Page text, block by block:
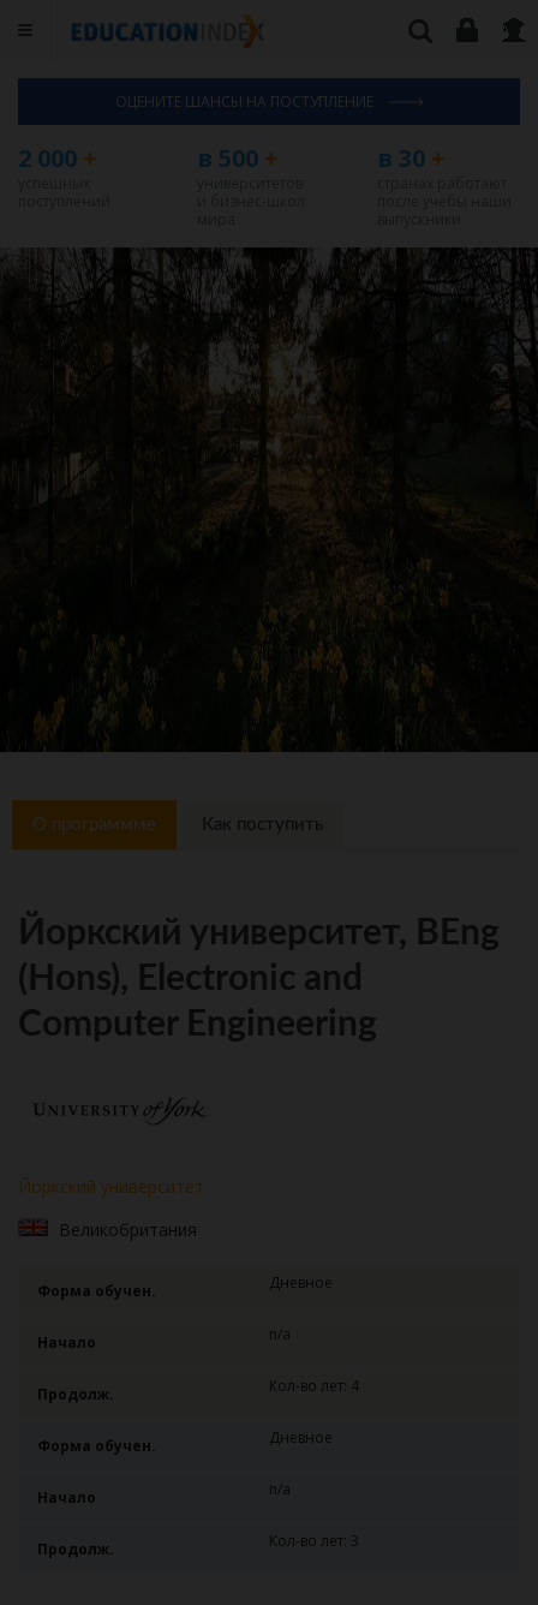
ОЦЕНИТЕ ШАНСЫ НА ПОСТУПЛЕНИЕ
2 000 + в 500 + в 30+
О программме Как поступить
Йоркский университет, BEng
(Hons), Electronic and
Computer Engineering
Йоркский университет
Великобритания
Форма обучен. Дневное
Начало n/a
Продолж. Кол-во лет: 4
Форма обучен. Дневное
Начало n/a
Продолж. Кол-во лет: 3